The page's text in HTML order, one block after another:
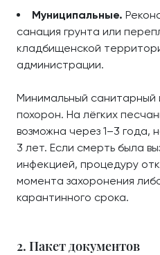
Муниципальные.
санация грунта или
кладбищенской
администрации.
Минимальный санитарный
похорон. На лёгких
возможна через 1–3 года,
3 лет. Если смерть была
инфекцией, процедуру
момента захоронения
карантинного срока.
2. Пакет документов